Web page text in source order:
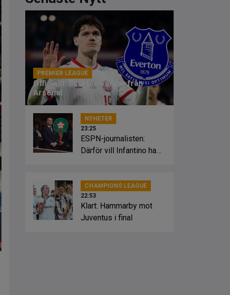
PREMIER LEAGUE
Officiellt: Everton värvar från
Arsenal
NYHETER
23:25
ESPN-journalisten:
Därför vill Infantino ha
CHAMPIONS LEAGUE
22:53
Klart: Hammarby mot
Juventus i final